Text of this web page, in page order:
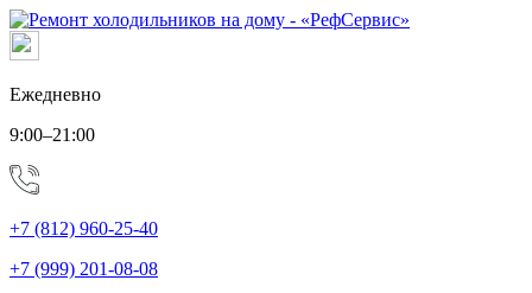
Ежедневно
9:00–21:00
+7 (812) 960-25-40
+7 (999) 201-08-08